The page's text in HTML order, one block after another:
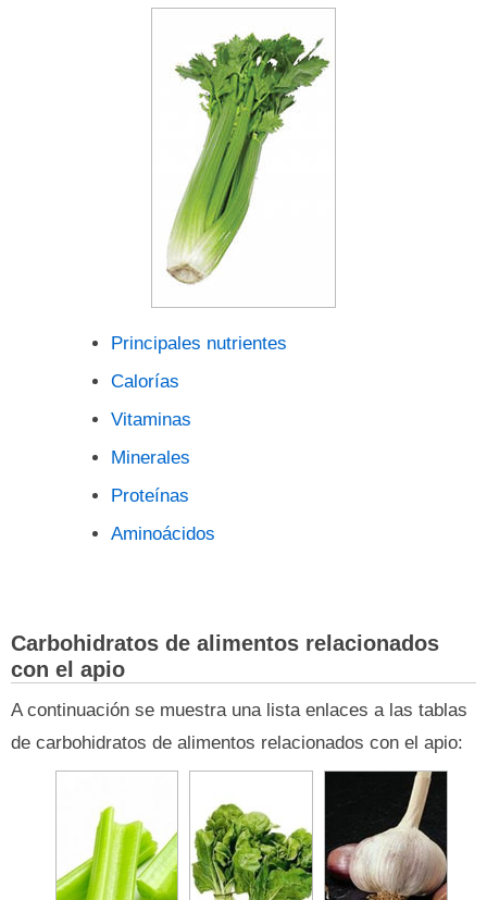
Principales nutrientes
Calorías
Vitaminas
Minerales
Proteínas
Aminoácidos
Carbohidratos de alimentos relacionados
con el apio
A continuación se muestra una lista enlaces a las tablas
de carbohidratos de alimentos relacionados con el apio: